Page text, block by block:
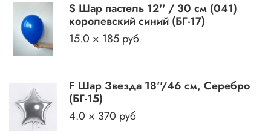
S Шар пастель 12'' / 30 см (041)
королевский синий (БГ-17)
15.0 × 185 руб
F Шар Звезда 18''/46 см, Серебро
(БГ-15)
4.0 × 370 руб